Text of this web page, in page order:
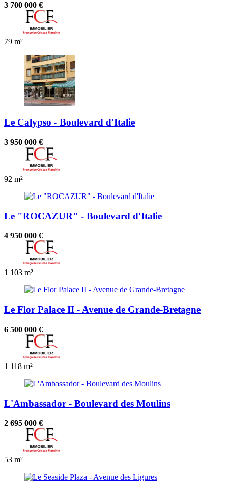
3 700 000 €
79 m²
Le Calypso - Boulevard d'Italie
3 950 000 €
92 m²
Le "ROCAZUR" - Boulevard d'Italie
4 950 000 €
1 103 m²
Le Flor Palace II - Avenue de Grande-Bretagne
6 500 000 €
1 118 m²
L'Ambassador - Boulevard des Moulins
2 695 000 €
53 m²